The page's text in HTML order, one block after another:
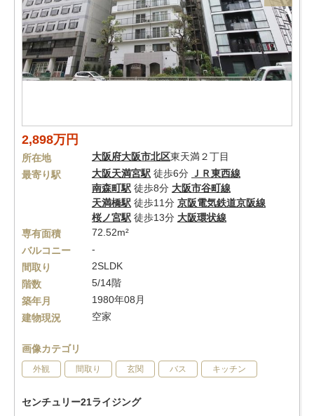
2,898万円
所在地 大阪府大阪市北区東天満２丁目
最寄り駅
大阪天満宮駅 徒歩6分 ＪＲ東西線
南森町駅 徒歩8分 大阪市谷町線
天満橋駅 徒歩11分 京阪電気鉄道京阪線
桜ノ宮駅 徒歩13分 大阪環状線
専有面積
72.52m²
バルコニー
-
間取り
2SLDK
階数
5/14階
築年月
1980年08月
建物現況
空家
画像カテゴリ
外観 間取り 玄関 バス キッチン
センチュリー21ライジング